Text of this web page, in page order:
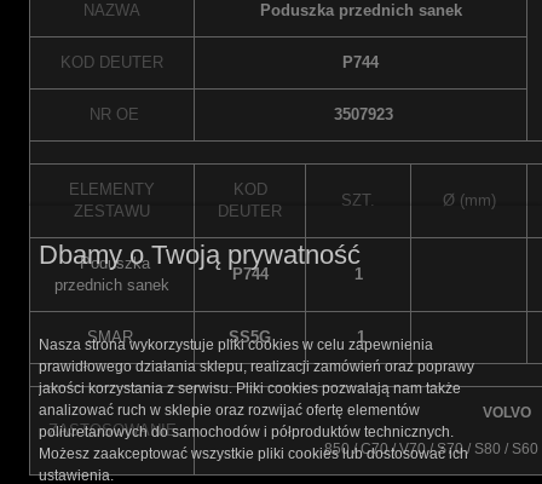
NAZWA Poduszka przednich sanek
KOD DEUTER P744
NR OE 3507923
ELEMENTY
ZESTAWU
KOD
DEUTER
SZT. Ø (mm)
Poduszka
przednich sanek
P744 1
SMAR SS5G 1
ZASTOSOWANIE
VOLVO
850 / C70 / V70 / S70 / S80 /
Dbamy o Twoją prywatność
Nasza strona wykorzystuje pliki cookies w celu zapewnienia
prawidłowego działania sklepu, realizacji zamówień oraz poprawy
jakości korzystania z serwisu. Pliki cookies pozwalają nam także
analizować ruch w sklepie oraz rozwijać ofertę elementów
poliuretanowych do samochodów i półproduktów technicznych.
Możesz zaakceptować wszystkie pliki cookies lub dostosować ich
ustawienia.